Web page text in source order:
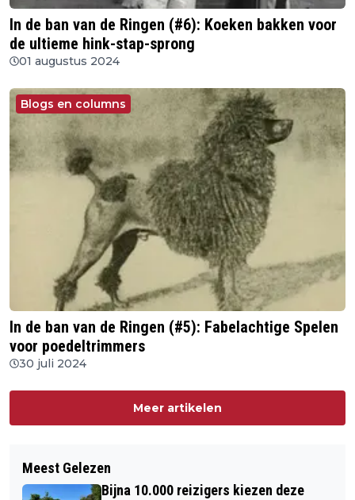
In de ban van de Ringen (#6): Koeken bakken voor
de ultieme hink-stap-sprong
01 augustus 2024
Blogs en columns
In de ban van de Ringen (#5): Fabelachtige Spelen
voor poedeltrimmers
30 juli 2024
Meer artikelen
Meest Gelezen
Bijna 10.000 reizigers kiezen deze